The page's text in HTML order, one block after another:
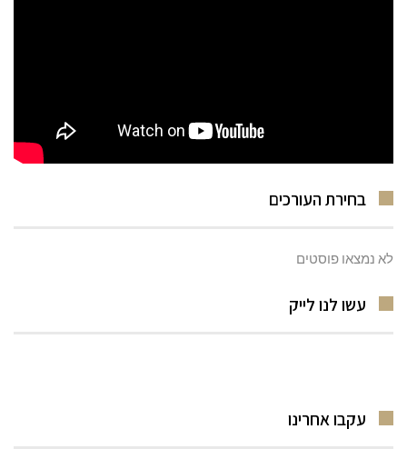
בחירת העורכים
לא נמצאו פוסטים
עשו לנו לייק
עקבו אחרינו